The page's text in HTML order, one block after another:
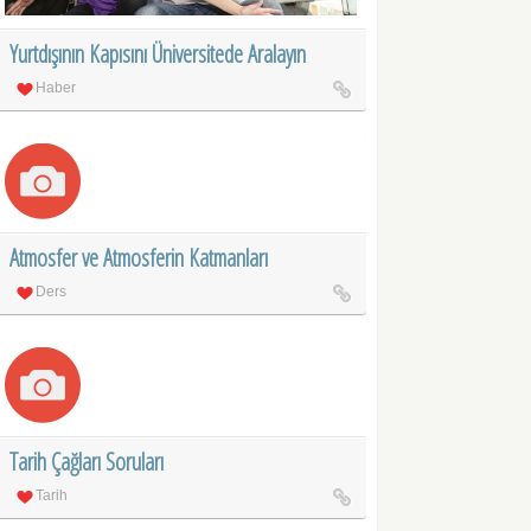
Yurtdışının Kapısını Üniversitede Aralayın
Haber
Atmosfer ve Atmosferin Katmanları
Ders
Tarih Çağları Soruları
Tarih